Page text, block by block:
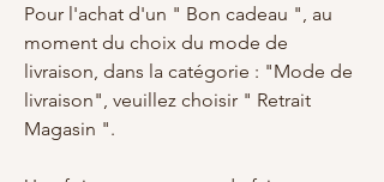
Pour l'achat d'un " Bon cadeau ", au
moment du choix du mode de
livraison, dans la catégorie : "Mode de
livraison", veuillez choisir " Retrait
Magasin ".